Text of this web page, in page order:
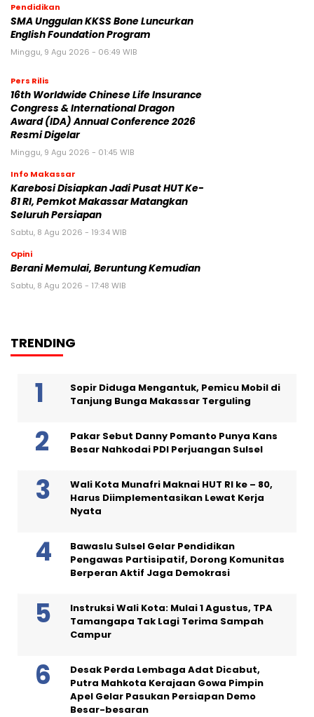
Pendidikan
SMA Unggulan KKSS Bone Luncurkan
English Foundation Program
Minggu, 9 Agu 2026 - 06:49 WIB
Pers Rilis
16th Worldwide Chinese Life Insurance
Congress & International Dragon
Award (IDA) Annual Conference 2026
Resmi Digelar
Minggu, 9 Agu 2026 - 01:45 WIB
Info Makassar
Karebosi Disiapkan Jadi Pusat HUT Ke-
81 RI, Pemkot Makassar Matangkan
Seluruh Persiapan
Sabtu, 8 Agu 2026 - 19:34 WIB
Opini
Berani Memulai, Beruntung Kemudian
Sabtu, 8 Agu 2026 - 17:48 WIB
TRENDING
Sopir Diduga Mengantuk, Pemicu Mobil di
Tanjung Bunga Makassar Terguling
Pakar Sebut Danny Pomanto Punya Kans
Besar Nahkodai PDI Perjuangan Sulsel
Wali Kota Munafri Maknai HUT RI ke – 80,
Harus Diimplementasikan Lewat Kerja
Nyata
Bawaslu Sulsel Gelar Pendidikan
Pengawas Partisipatif, Dorong Komunitas
Berperan Aktif Jaga Demokrasi
Instruksi Wali Kota: Mulai 1 Agustus, TPA
Tamangapa Tak Lagi Terima Sampah
Campur
Desak Perda Lembaga Adat Dicabut,
Putra Mahkota Kerajaan Gowa Pimpin
Apel Gelar Pasukan Persiapan Demo
Besar-besaran